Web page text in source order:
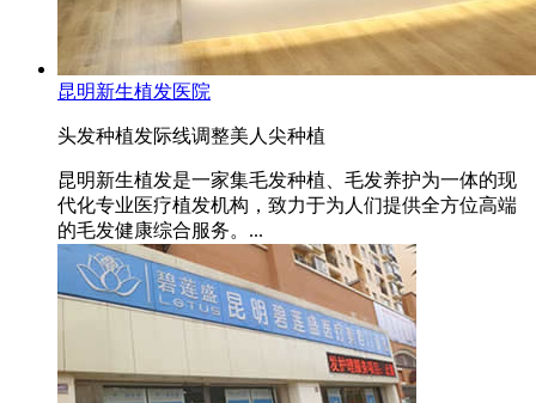
昆明新生植发医院
头发种植发际线调整美人尖种植
昆明新生植发是一家集毛发种植、毛发养护为一体的现
代化专业医疗植发机构，致力于为人们提供全方位高端
的毛发健康综合服务。...